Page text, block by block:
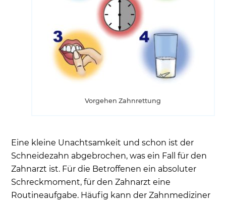
Vorgehen Zahnrettung
Eine kleine Unachtsamkeit und schon ist der
Schneidezahn abgebrochen, was ein Fall für den
Zahnarzt ist. Für die Betroffenen ein absoluter
Schreckmoment, für den Zahnarzt eine
Routineaufgabe. Häufig kann der Zahnmediziner